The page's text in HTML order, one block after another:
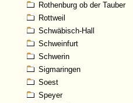
Rothenburg ob der Tauber
Rottweil
Schwäbisch-Hall
Schweinfurt
Schwerin
Sigmaringen
Soest
Speyer